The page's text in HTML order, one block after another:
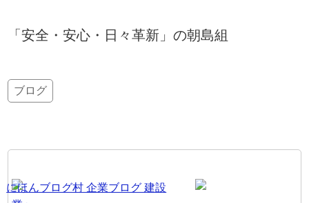
「安全・安心・日々革新」の朝島組
ブログ